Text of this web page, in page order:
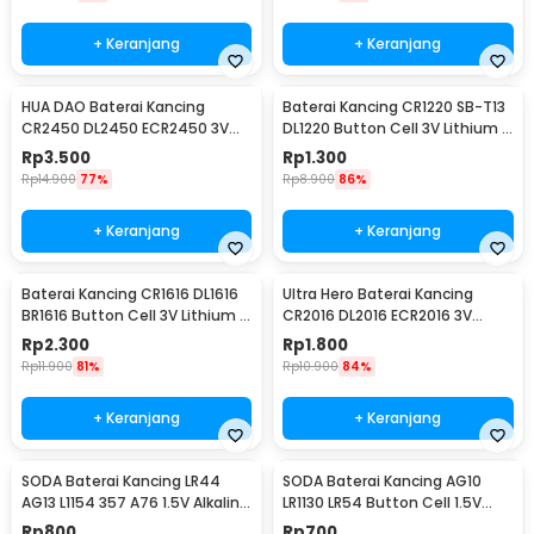
+ Keranjang + Keranjang
HUA DAO Baterai Kancing
CR2450 DL2450 ECR2450 3V
Lithium 1 PCS
Rp3.500
Rp14.900 77%
+ Keranjang
Baterai Kancing CR1220 SB-T13
DL1220 Button Cell 3V Lithium 1
PCS
Rp1.300
Rp8.900 86%
+ Keranjang
Baterai Kancing CR1616 DL1616
BR1616 Button Cell 3V Lithium 1
PCS
Rp2.300
Rp11.900 81%
+ Keranjang
Ultra Hero Baterai Kancing
CR2016 DL2016 ECR2016 3V
Lithium 1 PCS
Rp1.800
Rp10.900 84%
+ Keranjang
SODA Baterai Kancing LR44
AG13 L1154 357 A76 1.5V Alkaline
1 PCS
SODA Baterai Kancing AG10
LR1130 LR54 Button Cell 1.5V
Alkaline 1 PCS